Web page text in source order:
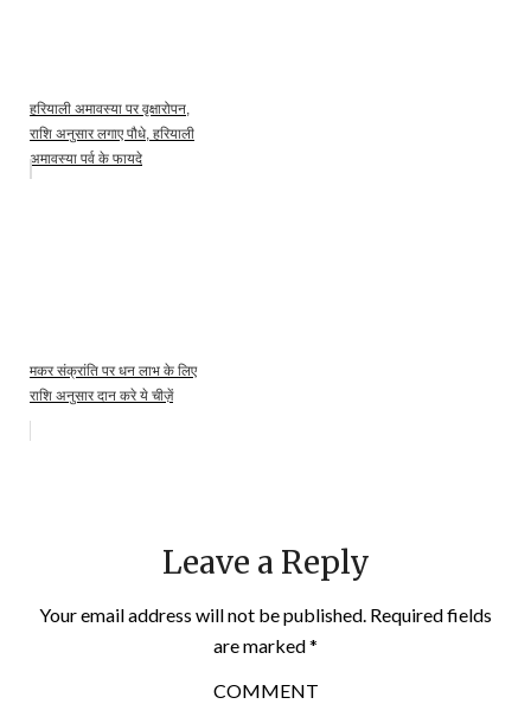
हरियाली अमावस्या पर वृक्षारोपन,
राशि अनुसार लगाए पौधे, हरियाली
अमावस्या पर्व के फायदे
मकर संक्रांति पर धन लाभ के लिए
राशि अनुसार दान करे ये चीज़ें
Leave a Reply
Your email address will not be published. Required fields
are marked*
COMMENT